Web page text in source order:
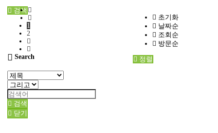
초기화
날짜순
조회순
방문순
정렬
검색
1
2
Search
검색
닫기